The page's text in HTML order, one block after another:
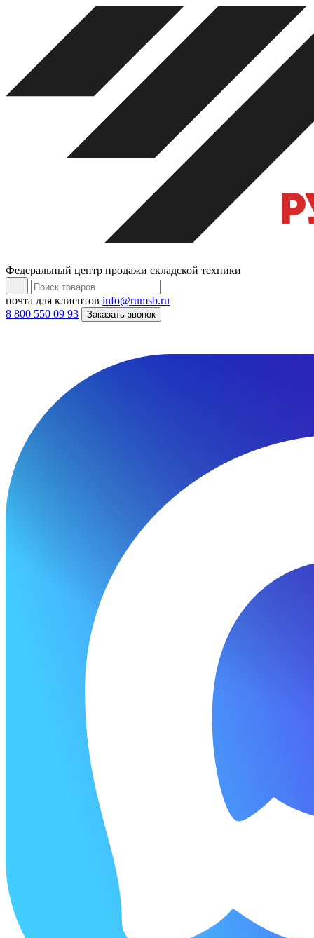
Федеральный центр продажи складской техники
почта для клиентов info@rumsb.ru
8 800 550 09 93
Заказать звонок